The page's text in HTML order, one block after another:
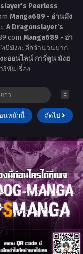
Peerless
Manga689 - อ่านมัง
A Dragonslayer’s
Manga689 - อ่า
งมีมังงะอีกจำนวนมาก
ะออนไลน์ การ์ตูน มังฮ
3พันเรื่อง
นหน้านี้ ถัดไป